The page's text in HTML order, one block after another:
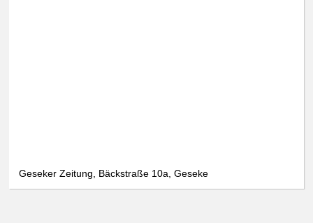
Geseker Zeitung, Bäckstraße 10a, Geseke